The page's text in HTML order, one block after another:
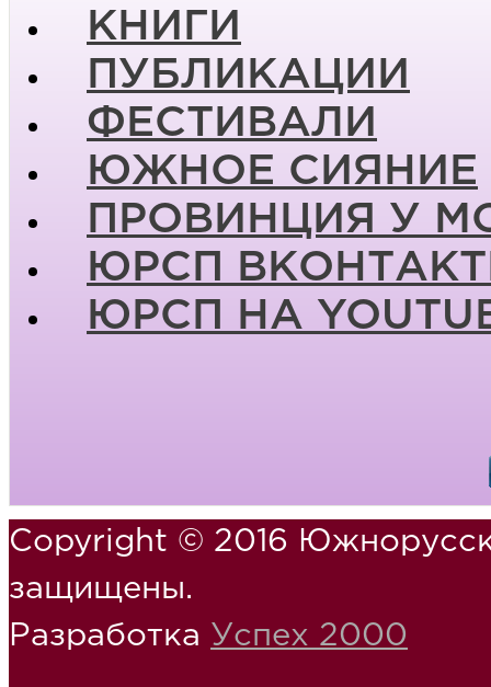
КНИГИ
ПУБЛИКАЦИИ
ФЕСТИВАЛИ
ЮЖНОЕ СИЯНИЕ
ПРОВИНЦИЯ У
ЮРСП
ЮРСП НА
Copyright © 2016
защищены.
Разработка Успех 2000